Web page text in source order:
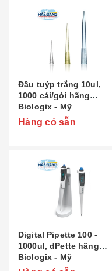
Đầu tuýp trắng 10ul,
1000 cái/gói hãng
Biologix - Mỹ
Hàng có sẵn
Digital Pipette 100 -
1000ul, dPette hãng
Biologix - Mỹ